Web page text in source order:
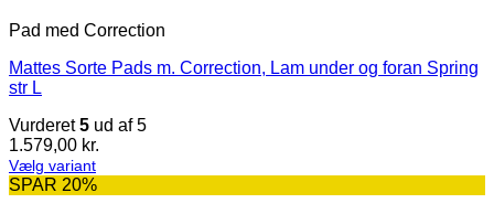
Pad med Correction
Mattes Sorte Pads m. Correction, Lam under og foran Spring
str L
Vurderet5 ud af 5
1.579,00 kr.
Vælg variant
Dette
SPAR 20%